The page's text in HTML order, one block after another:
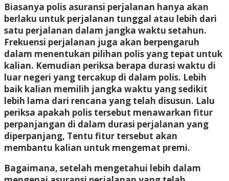
Biasanya polis asuransi perjalanan hanya akan
berlaku untuk perjalanan tunggal atau lebih dari
satu perjalanan dalam jangka waktu setahun.
Frekuensi perjalanan juga akan berpengaruh
dalam menentukan pilihan polis yang tepat untuk
kalian. Kemudian periksa berapa durasi waktu di
luar negeri yang tercakup di dalam polis. Lebih
baik kalian memilih jangka waktu yang sedikit
lebih lama dari rencana yang telah disusun. Lalu
periksa apakah polis tersebut menawarkan fitur
perpanjangan di dalam durasi perjalanan yang
diperpanjang, Tentu fitur tersebut akan
membantu kalian untuk mengemat premi.
Bagaimana, setelah mengetahui lebih dalam